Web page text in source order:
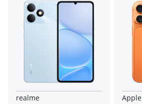
realme Apple